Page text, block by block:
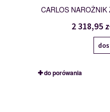
CARLOS NAROŻNIK
2 318,95
do porówania